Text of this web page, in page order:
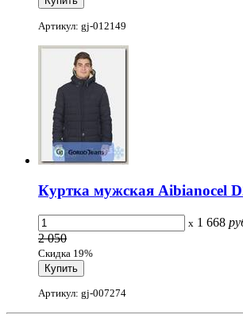
Артикул: gj-012149
Куртка мужская Aibianocel
x 1 668
2 050
Скидка 19%
Артикул: gj-007274